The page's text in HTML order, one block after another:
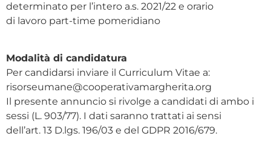
determinato per l’intero a.s. 2021/22 e orario
di lavoro part-time pomeridiano
Modalità di candidatura
Per candidarsi inviare il Curriculum Vitae a:
risorseumane@cooperativamargherita.org
Il presente annuncio si rivolge a candidati di ambo i
sessi (L. 903/77). I dati saranno trattati ai sensi
dell’art. 13 D.lgs. 196/03 e del GDPR 2016/679.